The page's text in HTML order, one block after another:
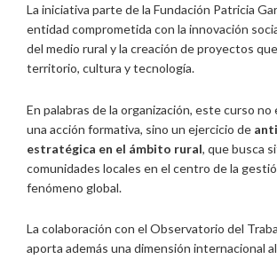
La iniciativa parte de la Fundación Patricia
entidad comprometida con la innovación
del medio rural y la creación de proyectos
territorio, cultura y tecnología.
En palabras de la organización, este curso
una acción formativa, sino un ejercicio de
estratégica en el ámbito rural, que busca
comunidades locales en el centro de la
fenómeno global.
La colaboración con el Observatorio del
aporta además una dimensión internacional